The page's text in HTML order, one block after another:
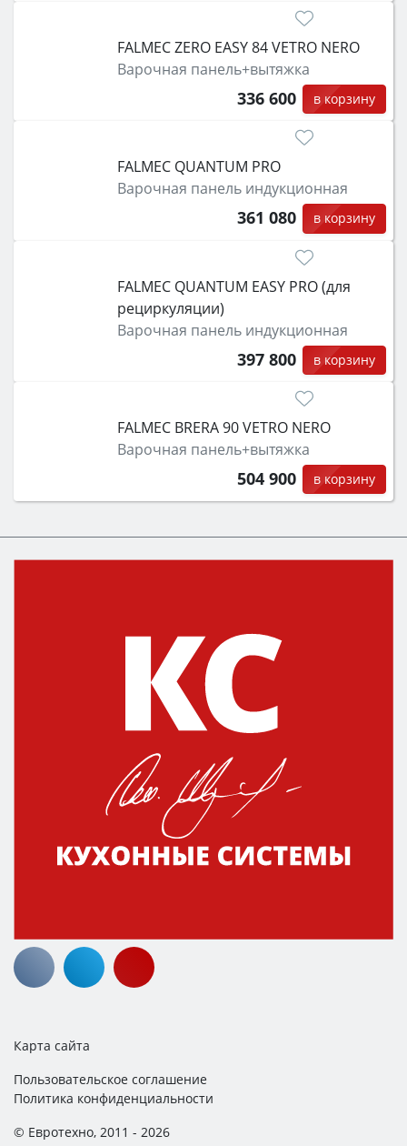
FALMEC ZERO EASY 84 VETRO NERO
Варочная панель+вытяжка
336 600 в корзину
FALMEC QUANTUM PRO
Варочная панель индукционная
361 080 в корзину
FALMEC QUANTUM EASY PRO (для
рециркуляции)
Варочная панель индукционная
397 800 в корзину
FALMEC BRERA 90 VETRO NERO
Варочная панель+вытяжка
504 900 в корзину
Карта сайта
Пользовательское соглашение
Политика конфиденциальности
© Евротехно, 2011 - 2026